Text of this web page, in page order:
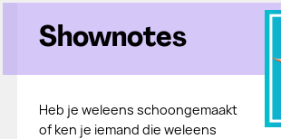
Shownotes
Heb je weleens schoongemaakt
of ken je iemand die weleens